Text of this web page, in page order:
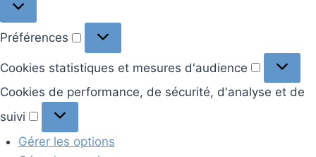
Préférences Préférences
Cookies statistiques et mesures d'audience
Cookies
et
Cookies de performance, de sécurité, d'analyse et de
suivi
Cookies
de
performance,
Gérer les options